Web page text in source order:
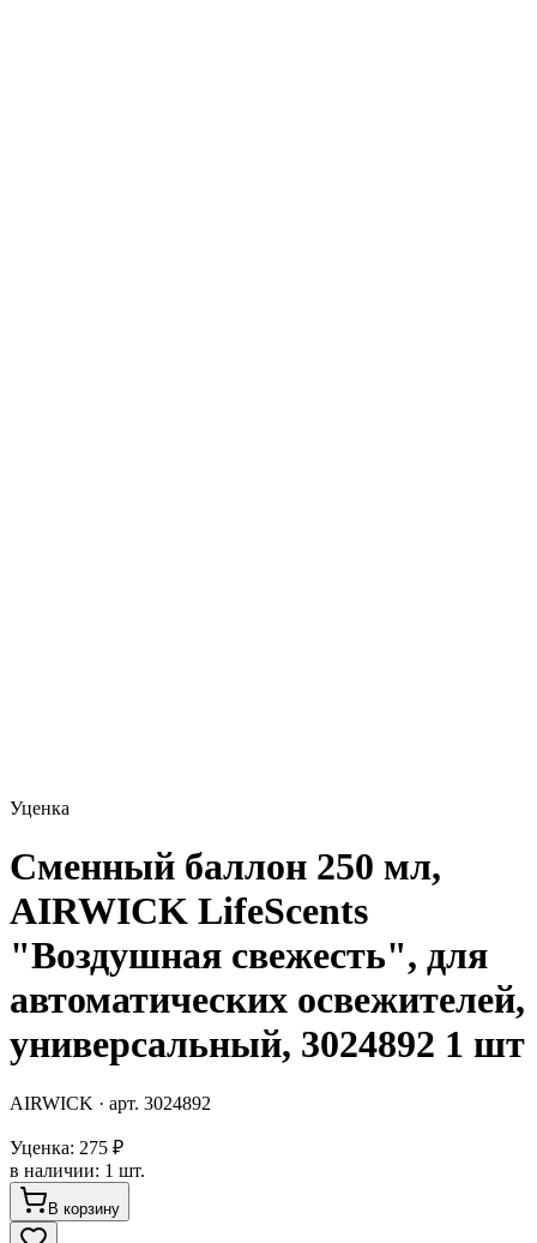
Уценка
Сменный баллон 250 мл,
AIRWICK LifeScents
"Воздушная свежесть", для
автоматических освежителей,
универсальный, 3024892 1 шт
AIRWICK · арт. 3024892
Уценка: 275 ₽
в наличии: 1 шт.
В корзину